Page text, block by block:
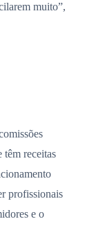
muito”,
têm receitas
profissionais
e o